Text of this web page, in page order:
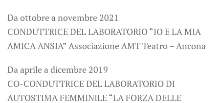
Da ottobre a novembre 2021
CONDUTTRICE DEL LABORATORIO “IO E LA MIA
AMICA ANSIA” Associazione AMT Teatro – Ancona
Da aprile a dicembre 2019
CO-CONDUTTRICE DEL LABORATORIO DI
AUTOSTIMA FEMMINILE “LA FORZA DELLE